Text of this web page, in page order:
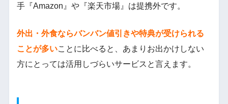
手『Amazon』や『楽天市場』は提携外です。
外出・外食ならバンバン値引きや特典が受けられる
ことが多いことに比べると、あまりお出かけしない
方にとっては活用しづらいサービスと言えます。